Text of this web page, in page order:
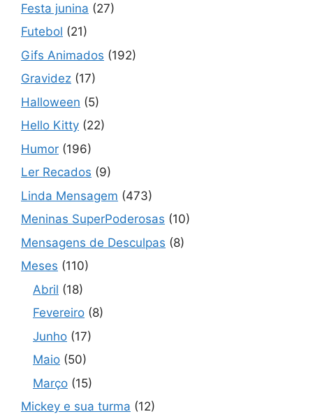
Festa junina (27)
Futebol (21)
Gifs Animados (192)
Gravidez (17)
Halloween (5)
Hello Kitty (22)
Humor (196)
Ler Recados (9)
Linda Mensagem (473)
Meninas SuperPoderosas (10)
Mensagens de Desculpas (8)
Meses (110)
Abril (18)
Fevereiro (8)
Junho (17)
Maio (50)
Março (15)
Mickey e sua turma (12)